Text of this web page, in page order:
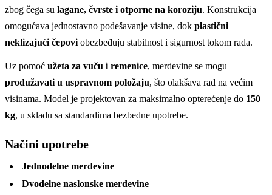
zbog čega su lagane, čvrste i otporne na koroziju. Konstrukcija
omogućava jednostavno podešavanje visine, dok plastični
neklizajući čepovi obezbeđuju stabilnost i sigurnost tokom rada.
Uz pomoć užeta za vuču i remenice, merdevine se mogu
produžavati u uspravnom položaju, što olakšava rad na većim
visinama. Model je projektovan za maksimalno opterećenje do 150
kg, u skladu sa standardima bezbedne upotrebe.
Načini upotrebe
Jednodelne merdevine
Dvodelne naslonske merdevine